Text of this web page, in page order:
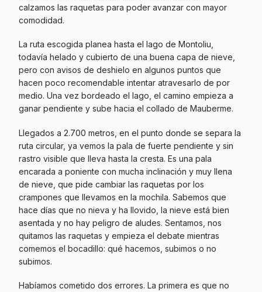
calzamos las raquetas para poder avanzar con mayor
comodidad.
La ruta escogida planea hasta el lago de Montoliu,
todavía helado y cubierto de una buena capa de nieve,
pero con avisos de deshielo en algunos puntos que
hacen poco recomendable intentar atravesarlo de por
medio. Una vez bordeado el lago, el camino empieza a
ganar pendiente y sube hacia el collado de Mauberme.
Llegados a 2.700 metros, en el punto donde se separa la
ruta circular, ya vemos la pala de fuerte pendiente y sin
rastro visible que lleva hasta la cresta. Es una pala
encarada a poniente con mucha inclinación y muy llena
de nieve, que pide cambiar las raquetas por los
crampones que llevamos en la mochila. Sabemos que
hace días que no nieva y ha llovido, la nieve está bien
asentada y no hay peligro de aludes. Sentamos, nos
quitamos las raquetas y empieza el debate mientras
comemos el bocadillo: qué hacemos, subimos o no
subimos.
Habíamos cometido dos errores. La primera es que no